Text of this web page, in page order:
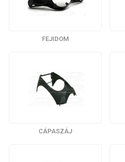
FEJIDOM
CÁPASZÁJ